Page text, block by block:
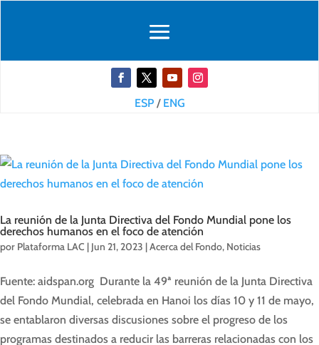
ESP/ ENG
La reunión de la Junta Directiva del Fondo Mundial pone los
derechos humanos en el foco de atención
por Plataforma LAC | Jun 21, 2023 |Acerca del Fondo, Noticias
Fuente: aidspan.org Durante la 49ª reunión de la Junta Directiva
del Fondo Mundial, celebrada en Hanoi los días 10 y 11 de mayo,
se entablaron diversas discusiones sobre el progreso de los
programas destinados a reducir las barreras relacionadas con los